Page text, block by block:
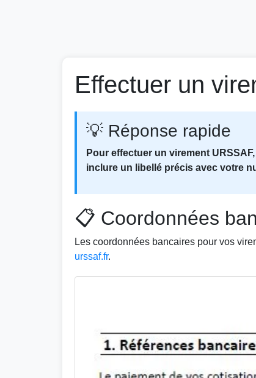
Effectuer un
💡 Réponse rapide
Pour effectuer un virement
inclure un libellé précis avec votre
📋 Coordonnées
Les coordonnées bancaires pour vos
urssaf.fr.